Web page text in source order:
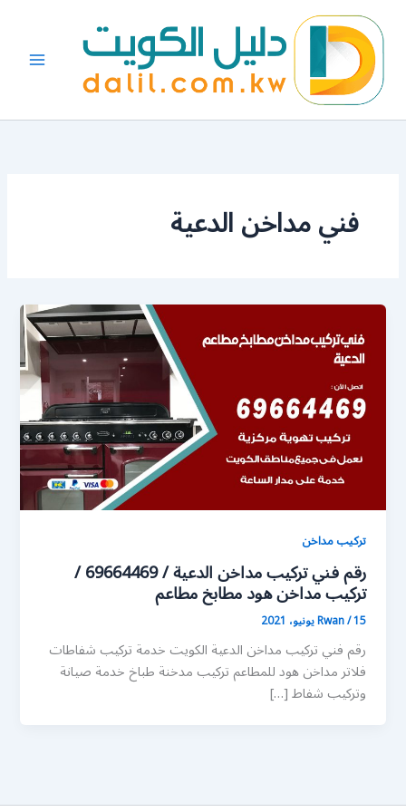
المحتوى
فني مداخن الدعية
تركيب مداخن
رقم فني تركيب مداخن الدعية / 69664469 /
تركيب مداخن هود مطابخ مطاعم
Rwan/15 يونيو، 2021
رقم فني تركيب مداخن الدعية الكويت خدمة تركيب شفاطات
فلاتر مداخن هود للمطاعم تركيب مدخنة طباخ خدمة صيانة
وتركيب شفاط […]